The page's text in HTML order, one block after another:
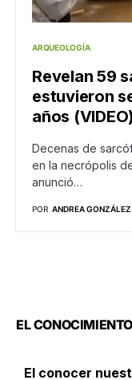
ARQUEOLOGÍA
Revelan 59
estuvieron
años (VIDEO)
Decenas de
en la necrópolis
anunció…
POR ANDREA GONZÁLEZ
EL
El conocer